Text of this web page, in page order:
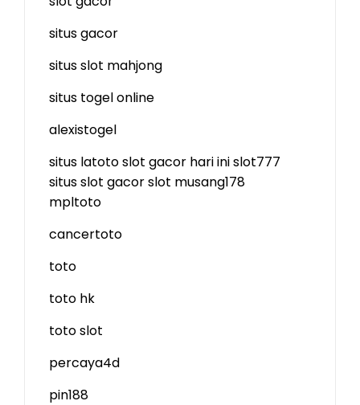
situs gacor
situs slot mahjong
situs togel online
alexistogel
situs latotoslot gacor hari inislot777
situs slot gacorslot musang178
mpltoto
cancertoto
toto
toto hk
toto slot
percaya4d
pin188